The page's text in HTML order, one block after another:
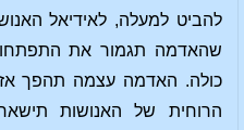
להביט למעלה, לאידיאל
שהאדמה תגמור את
כולה. האדמה עצמה תהפך
הרוחית של האנושות